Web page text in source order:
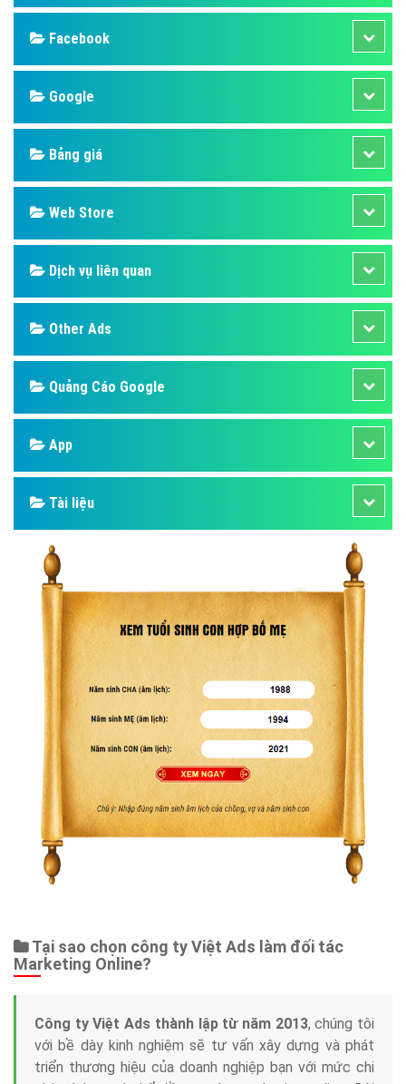
Facebook
Google
Bảng giá
Web Store
Dịch vụ liên quan
Other Ads
Quảng Cáo Google
App
Tài liệu
Tại sao chọn công ty Việt Ads làm đối tác
Marketing Online?
Công ty Việt Ads thành lập từ năm 2013, chúng tôi
với bề dày kinh nghiệm sẽ tư vấn xây dựng và phát
triển thương hiệu của doanh nghiệp bạn với mức chi